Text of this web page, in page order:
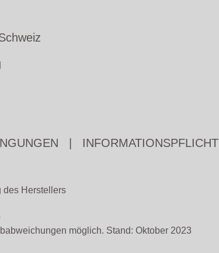
INFORMATIONSPFLICHT
des Herstellers
möglich. Stand: Oktober 2023